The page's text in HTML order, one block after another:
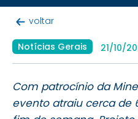
voltar
Notícias Gerais 21/10/
Com patrocínio da
evento atraiu cerca de